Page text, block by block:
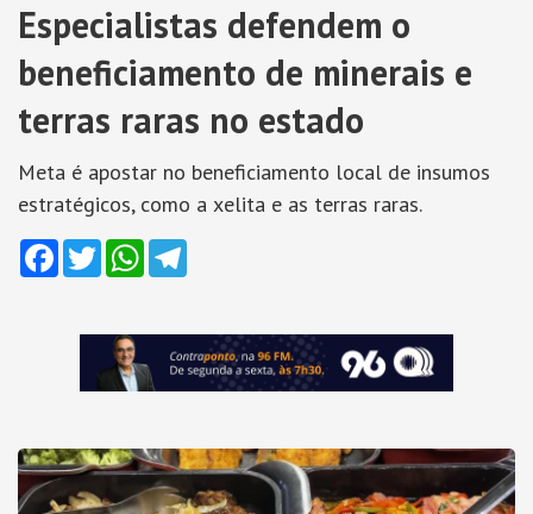
Especialistas defendem o
beneficiamento de minerais e
terras raras no estado
Meta é apostar no beneficiamento local de insumos
estratégicos, como a xelita e as terras raras.
Facebook
TwitterWhatsApp